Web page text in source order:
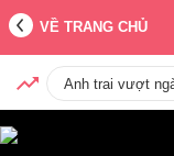
VỀ TRANG CHỦ
Anh trai vượt